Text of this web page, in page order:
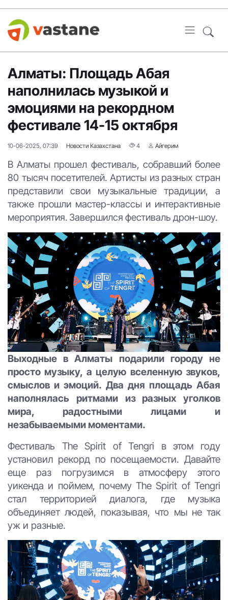
Алматы: Площадь Абая
наполнилась музыкой и
эмоциями на рекордном
фестивале 14-15 октября
10-06-2025, 07:39 Новости Казахстана 4 Айгерим
В Алматы прошел фестиваль, собравший более
80 тысяч посетителей. Артисты из разных стран
представили свои музыкальные традиции, а
также прошли мастер-классы и интерактивные
мероприятия. Завершился фестиваль дрон-шоу.
Выходные в Алматы подарили городу не
просто музыку, а целую вселенную звуков,
смыслов и эмоций. Два дня площадь Абая
наполнялась ритмами из разных уголков
мира, радостными лицами и
незабываемыми моментами.
Фестиваль The Spirit of Tengri в этом году
установил рекорд по посещаемости. Давайте
еще раз погрузимся в атмосферу этого
уикенда и поймем, почему The Spirit of Tengri
стал территорией диалога, где музыка
объединяет людей, показывая, что мы не так
уж и разные.